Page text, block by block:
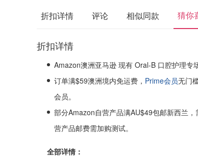
折扣详情 评论 相似同款 猜你
折扣详情
Amazon澳洲亚马逊 现有 Oral-B 口腔护理专
订单满$59澳洲境内免运费， Prime会员无门
会员。
部分Amazon自营产品满AU$49包邮新西兰
营产品邮费需加购测试。
全部详情：